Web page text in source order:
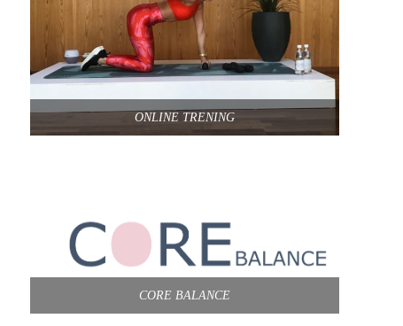
ONLINE TRENING
CORE BALANCE